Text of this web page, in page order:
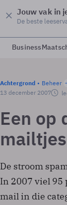
Jouw vak in
De beste
Business
Achtergrond Beheer
13 december 2007
Een op
De stroom
In 2007 viel 95
mail in die